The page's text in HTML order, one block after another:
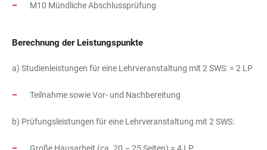
M10 Mündliche Abschlussprüfung
Berechnung der Leistungspunkte
a) Studienleistungen für eine Lehrveranstaltung mit 2 SWS: = 2 LP
Teilnahme sowie Vor- und Nachbereitung
b) Prüfungsleistungen für eine Lehrveranstaltung mit 2 SWS: